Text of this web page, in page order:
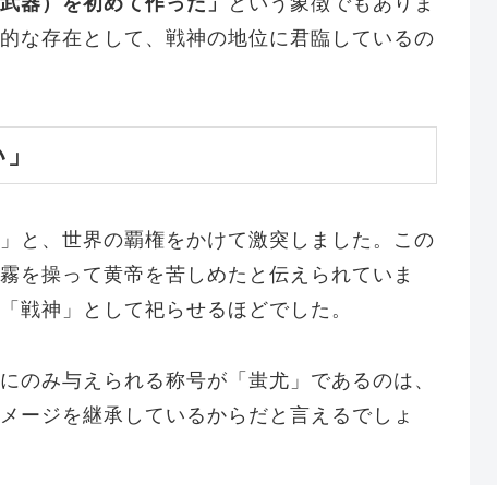
な存在として、戦神の地位に君臨しているの
と、世界の覇権をかけて激突しました。この
を操って黄帝を苦しめたと伝えられていま
戦神」として祀らせるほどでした。
のみ与えられる称号が「蚩尤」であるのは、
ージを継承しているからだと言えるでしょ